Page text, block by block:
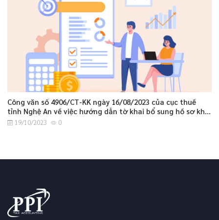
Công văn số 4906/CT-KK ngày 16/08/2023 của cục thuế
tỉnh Nghệ An về việc hướng dẫn tờ khai bổ sung hồ sơ khai
thuế GTGT.
19/10/2023 0